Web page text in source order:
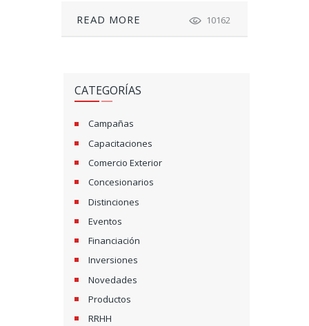
READ MORE 10162
CATEGORÍAS
Campañas
Capacitaciones
Comercio Exterior
Concesionarios
Distinciones
Eventos
Financiación
Inversiones
Novedades
Productos
RRHH